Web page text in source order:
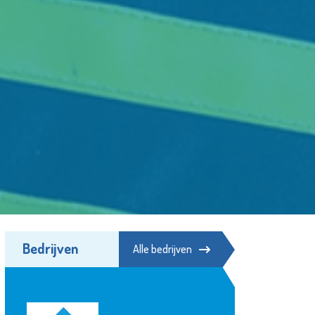
Bedrijven Alle bedrijven